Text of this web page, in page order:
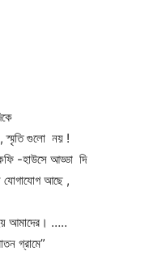
গুলো নয় !
আড্ডা দি
আছে ,
…..